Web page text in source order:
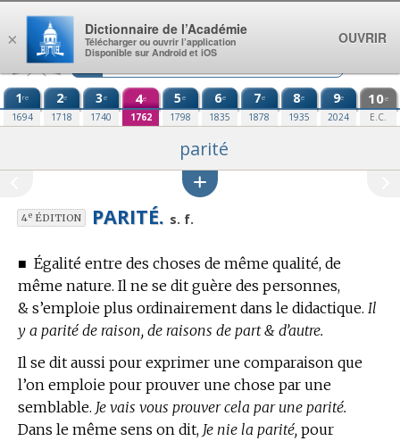
Aller au contenu
1re
1694
2e
1718
3e
1740
4e
1762
5e
1798
6e
1835
7e
1878
8e
1935
9e
2024
10e
E.C.
parité
4eÉDITION PARITÉ. s. f.
■ Égalité entre des choses de même qualité, de
même nature. Il ne se dit guère des personnes,
& s’emploie plus ordinairement dans le didactique. Il
y a parité de raison, de raisons de part & d’autre.
Il se dit aussi pour exprimer une comparaison que
l’on emploie pour prouver une chose par une
semblable. Je vais vous prouver cela par une parité.
Dans le même sens on dit, Je nie la parité, pour
×
Dictionnaire de l’Académie
Télécharger ou ouvrir l’application
Disponible sur Android et iOS
OUVRIR